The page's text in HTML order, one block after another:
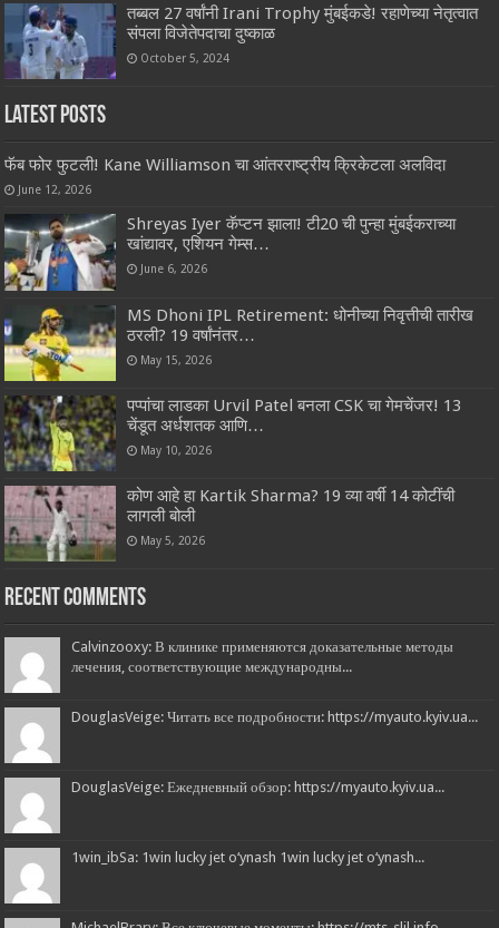
तब्बल 27 वर्षांनी Irani Trophy मुंबईकडे! रहाणेच्या नेतृत्वात
संपला विजेतेपदाचा दुष्काळ
October 5, 2024
Latest Posts
फॅब फोर फुटली! Kane Williamson चा आंतरराष्ट्रीय क्रिकेटला अलविदा
June 12, 2026
Shreyas Iyer कॅप्टन झाला! टी20 ची पुन्हा मुंबईकराच्या
खांद्यावर, एशियन गेम्स…
June 6, 2026
MS Dhoni IPL Retirement: धोनीच्या निवृत्तीची तारीख
ठरली? 19 वर्षांनंतर…
May 15, 2026
पप्पांचा लाडका Urvil Patel बनला CSK चा गेमचेंजर! 13
चेंडूत अर्धशतक आणि…
May 10, 2026
कोण आहे हा Kartik Sharma? 19 व्या वर्षी 14 कोटींची
लागली बोली
May 5, 2026
Recent Comments
Calvinzooxy: В клинике применяются доказательные методы
лечения, соответствующие международны...
DouglasVeige: Читать все подробности: https://myauto.kyiv.ua...
DouglasVeige: Ежедневный обзор: https://myauto.kyiv.ua...
1win_ibSa: 1win lucky jet o‘ynash 1win lucky jet o‘ynash...